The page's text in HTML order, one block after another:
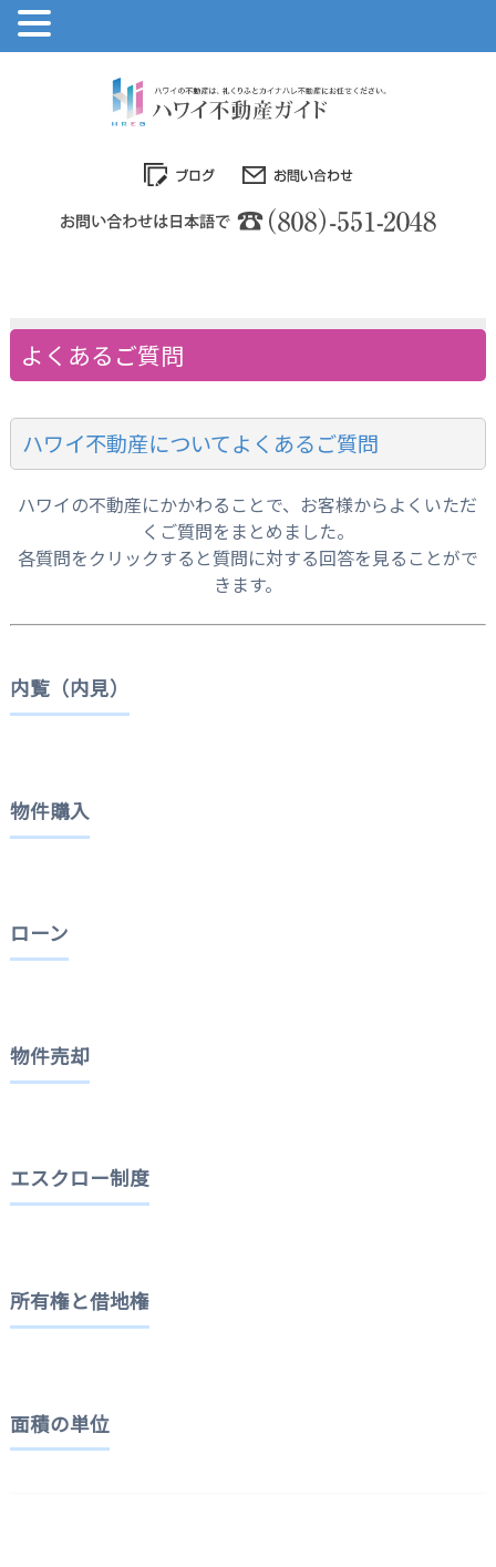
よくあるご質問
ハワイ不動産についてよくあるご質問
ハワイの不動産にかかわることで、お客様からよくいただ
くご質問をまとめました。
各質問をクリックすると質問に対する回答を見ることがで
きます。
内覧（内見）
物件購入
ローン
物件売却
エスクロー制度
所有権と借地権
面積の単位